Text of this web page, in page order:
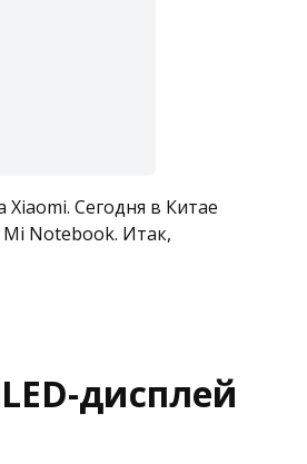
Сегодня в Китае
Notebook. Итак,
дисплей